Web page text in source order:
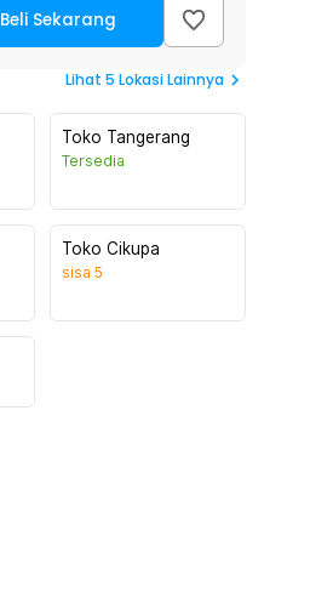
Beli Sekarang
Lihat 5 Lokasi Lainnya
Toko Tangerang
Tersedia
Toko Cikupa
sisa 5